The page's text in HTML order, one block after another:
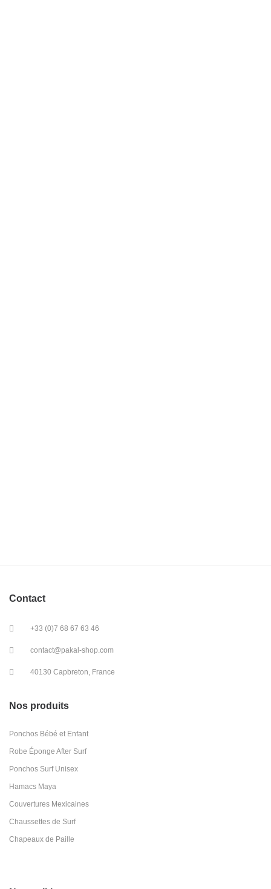
Contact
+33 (0)7 68 67 63 46
contact@pakal-shop.com
40130 Capbreton, France
Nos produits
Ponchos Bébé et Enfant
Robe Éponge After Surf
Ponchos Surf Unisex
Hamacs Maya
Couvertures Mexicaines
Chaussettes de Surf
Chapeaux de Paille